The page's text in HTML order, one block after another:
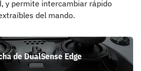
y permite intercambiar rápido
del mando.
de DualSense Edge